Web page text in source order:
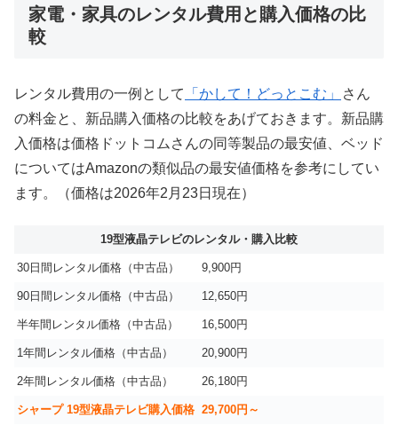
家電・家具のレンタル費用と購入価格の比
較
レンタル費用の一例として 「かして！どっとこむ」
さん
の料金と、新品購入価格の比較をあげておきます。新品購
入価格は価格ドットコムさんの同等製品の最安値、ベッド
についてはAmazonの類似品の最安値価格を参考にしてい
ます。（価格は2026年2月23日現在）
19型液晶テレビのレンタル・購入比較
30日間レンタル価格（中古品） 9,900円
90日間レンタル価格（中古品） 12,650円
半年間レンタル価格（中古品） 16,500円
1年間レンタル価格（中古品） 20,900円
2年間レンタル価格（中古品） 26,180円
シャープ 19型液晶テレビ購入価格 29,700円～